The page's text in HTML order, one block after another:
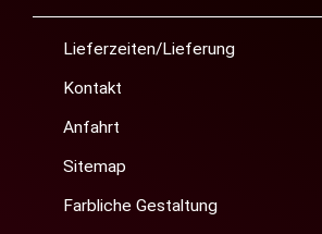
Lieferzeiten/Lieferung
Kontakt
Anfahrt
Sitemap
Farbliche Gestaltung